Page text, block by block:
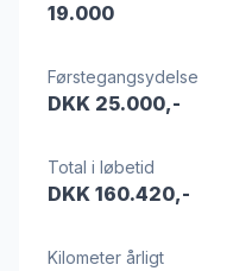
19.000
Førstegangsydelse
DKK 25.000,-
Total i løbetid
DKK 160.420,-
Kilometer årligt